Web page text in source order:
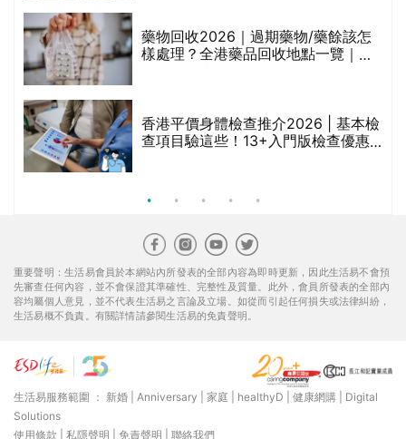
藥物回收2026｜過期藥物/藥餘該怎
樣處理？全港藥品回收地點一覽｜屈
香港平價身體檢查推介2026 | 基本檢
查項目驗這些！13+入門版檢查優惠
重要聲明：生活易會員於本網站內所發表的全部內容為即時更新，因此生活易不會預
先審查任何內容，並不會保證其準確性、完整性及質量。此外，會員所發表的全部內
容均屬個人意見，並不代表生活易之言論及立場。如從而引起任何損失或法律糾紛，
生活易概不負責。有關詳情請參閱生活易的免責聲明。
生活易服務範圍 ： 新婚 Anniversary 家庭 healthyD 健康網購
Digital
Solutions
使用條款
私隱聲明 免責聲明 聯絡我們